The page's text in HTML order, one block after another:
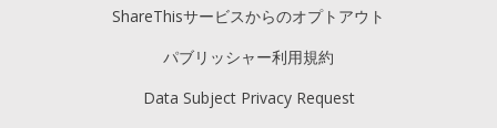
ShareThisサービスからのオプトアウト
パブリッシャー利用規約
Data Subject Privacy Request